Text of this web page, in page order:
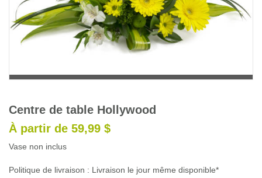
Glossaire
Calendrier horticole
Emplois
Service à la clientèle
Nous joindre
Centre de table Hollywood
À partir de 59,99 $
Vase non inclus
Politique de livraison : Livraison le jour même disponible*